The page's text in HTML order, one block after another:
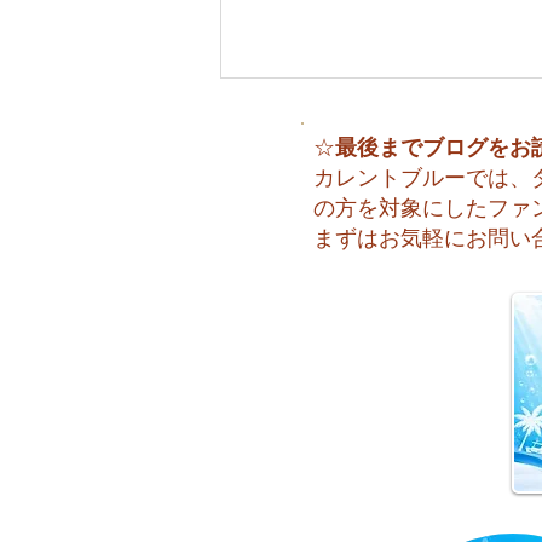
☆最後までブログを
カレントブルーでは
の方を対象にしたファ
まずはお気軽にお問い